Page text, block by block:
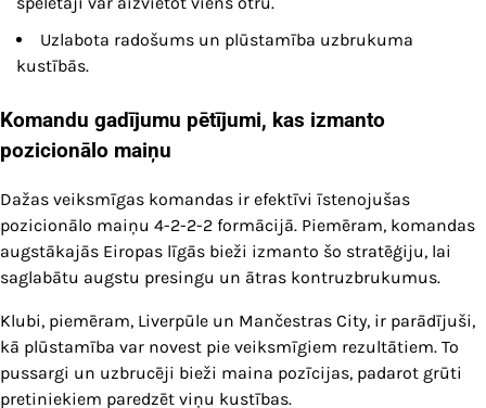
Uzlabota radošums un plūstamība uzbrukuma
kustībās.
Komandu gadījumu pētījumi, kas izmanto
pozicionālo maiņu
Dažas veiksmīgas komandas ir efektīvi īstenojušas
pozicionālo maiņu 4-2-2-2 formācijā. Piemēram, komandas
augstākajās Eiropas līgās bieži izmanto šo stratēģiju, lai
saglabātu augstu presingu un ātras kontruzbrukumus.
Klubi, piemēram, Liverpūle un Mančestras City, ir parādījuši,
kā plūstamība var novest pie veiksmīgiem rezultātiem. To
pussargi un uzbrucēji bieži maina pozīcijas, padarot grūti
pretiniekiem paredzēt viņu kustības.